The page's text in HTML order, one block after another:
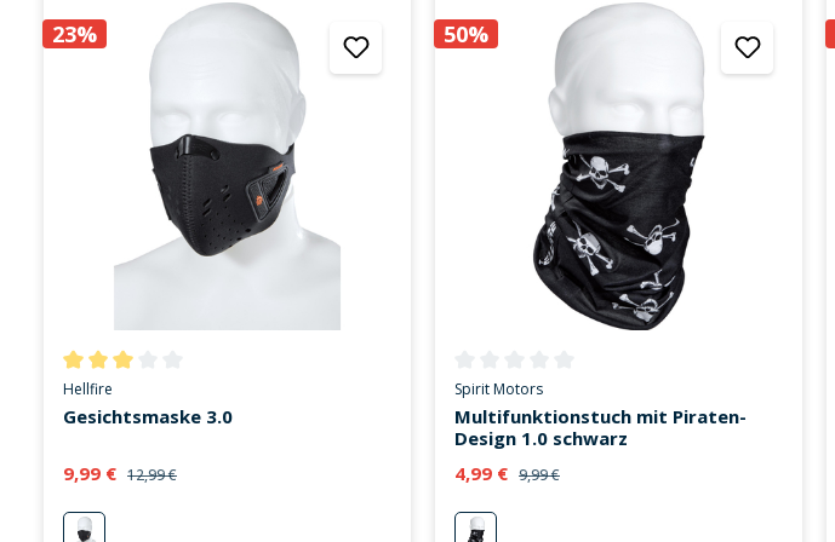
23%
Durchschnittliche Bewertung von 3 von 5 Sternen
Hellfire
Gesichtsmaske 3.0
9,99 € 12,99 €
50%
Durchschnittliche Bewertung von 0 von 5 Sternen
Spirit Motors
Multifunktionstuch mit Piraten-
Design 1.0 schwarz
4,99 € 9,99 €